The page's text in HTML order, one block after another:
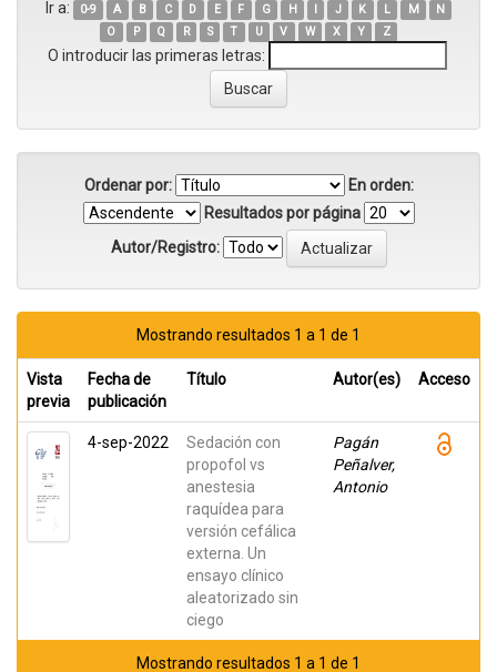
Ir a: 0-9 A B C D E F G H I J K L M
N
O
P Q R S T U V W X Y Z
O introducir las primeras letras:
Ordenar por:
En orden:
Resultados por página
Autor/Registro:
Mostrando resultados 1 a 1 de 1
Vista
previa
Fecha de
publicación
Título Autor(es) Acceso
4-sep-2022
Sedación con
propofol vs
anestesia
raquídea para
versión cefálica
externa. Un
ensayo clínico
aleatorizado sin
ciego
Pagán
Peñalver,
Antonio
Mostrando resultados 1 a 1 de 1